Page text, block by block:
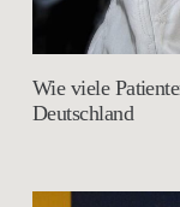
Wie viele
Deutschland